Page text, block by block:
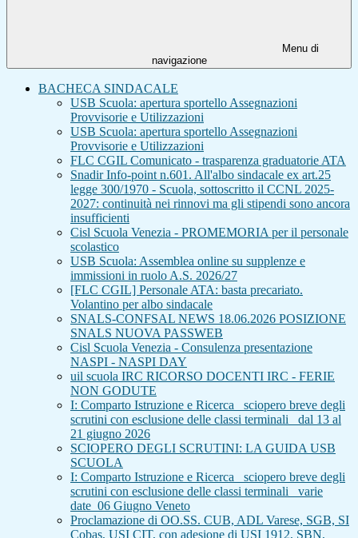
Menu di
navigazione
BACHECA SINDACALE
USB Scuola: apertura sportello Assegnazioni
Provvisorie e Utilizzazioni
USB Scuola: apertura sportello Assegnazioni
Provvisorie e Utilizzazioni
FLC CGIL Comunicato - trasparenza graduatorie ATA
Snadir Info-point n.601. All'albo sindacale ex art.25
legge 300/1970 - Scuola, sottoscritto il CCNL 2025-
2027: continuità nei rinnovi ma gli stipendi sono ancora
insufficienti
Cisl Scuola Venezia - PROMEMORIA per il personale
scolastico
USB Scuola: Assemblea online su supplenze e
immissioni in ruolo A.S. 2026/27
[FLC CGIL] Personale ATA: basta precariato.
Volantino per albo sindacale
SNALS-CONFSAL NEWS 18.06.2026 POSIZIONE
SNALS NUOVA PASSWEB
Cisl Scuola Venezia - Consulenza presentazione
NASPI - NASPI DAY
uil scuola IRC RICORSO DOCENTI IRC - FERIE
NON GODUTE
I: Comparto Istruzione e Ricerca_ sciopero breve degli
scrutini con esclusione delle classi terminali_ dal 13 al
21 giugno 2026
SCIOPERO DEGLI SCRUTINI: LA GUIDA USB
SCUOLA
I: Comparto Istruzione e Ricerca_ sciopero breve degli
scrutini con esclusione delle classi terminali_ varie
date_06 Giugno Veneto
Proclamazione di OO.SS. CUB, ADL Varese, SGB, SI
Cobas, USI CIT, con adesione di USI 1912, SBN,